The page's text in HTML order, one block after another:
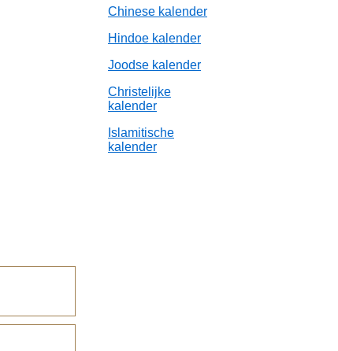
Chinese kalender
Hindoe kalender
Joodse kalender
Christelijke
kalender
Islamitische
kalender